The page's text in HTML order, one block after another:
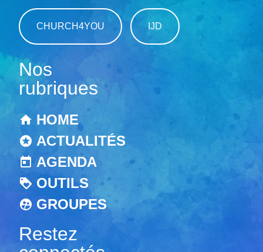
CHURCH4YOU IJD
Nos
rubriques
HOME
ACTUALITÉS
AGENDA
OUTILS
GROUPES
Restez